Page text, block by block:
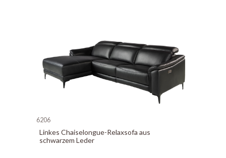
6206
Linkes Chaiselongue-Relaxsofa aus
schwarzem Leder